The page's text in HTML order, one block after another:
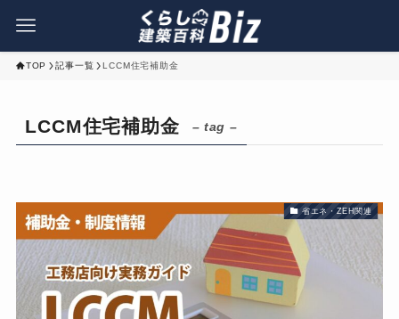
TOP 記事一覧 LCCM住宅補助金
LCCM住宅補助金 – tag –
省エネ・ZEH関連